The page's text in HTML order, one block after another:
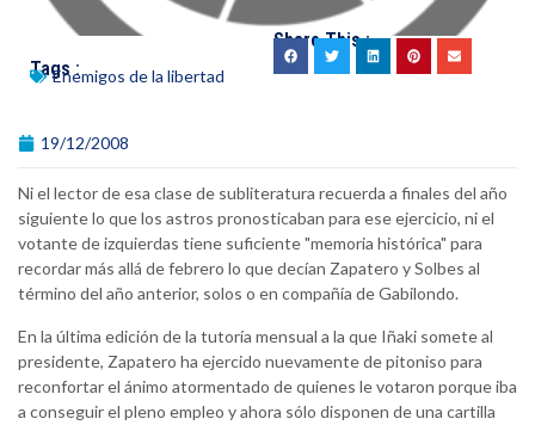
Tags :Enemigos de la libertad
Share This :
19/12/2008
Ni el lector de esa clase de subliteratura recuerda a finales del año
siguiente lo que los astros pronosticaban para ese ejercicio, ni el
votante de izquierdas tiene suficiente "memoria histórica" para
recordar más allá de febrero lo que decían Zapatero y Solbes al
término del año anterior, solos o en compañía de Gabilondo.
En la última edición de la tutoría mensual a la que Iñaki somete al
presidente, Zapatero ha ejercido nuevamente de pitoniso para
reconfortar el ánimo atormentado de quienes le votaron porque iba
a conseguir el pleno empleo y ahora sólo disponen de una cartilla